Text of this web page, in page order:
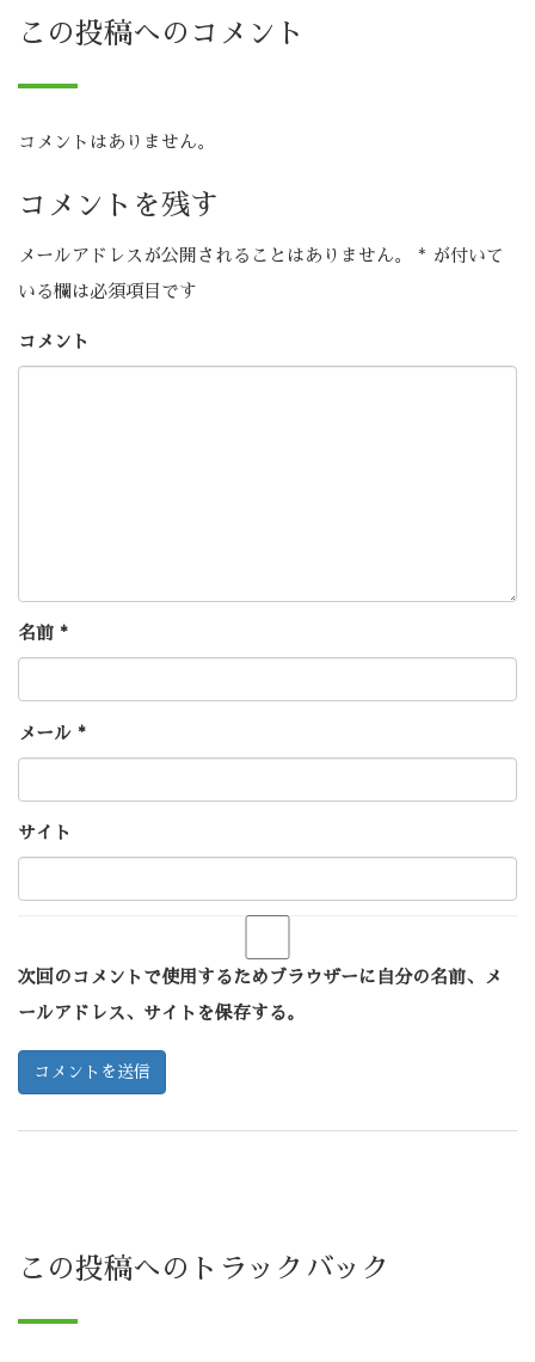
この投稿へのコメント
コメントはありません。
コメントを残す
メールアドレスが公開されることはありません。 * が付いて
いる欄は必須項目です
コメント
名前 *
メール *
サイト
次回のコメントで使用するためブラウザーに自分の名前、メ
ールアドレス、サイトを保存する。
この投稿へのトラックバック